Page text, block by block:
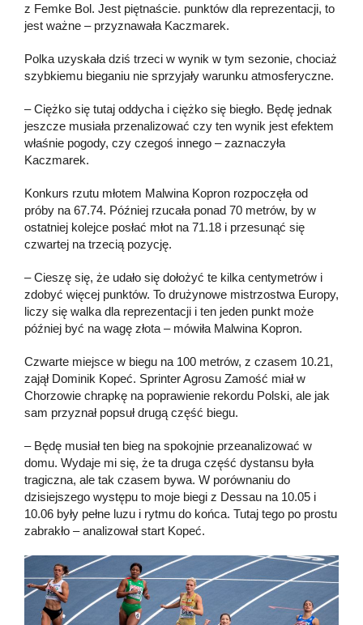
z Femke Bol. Jest piętnaście. punktów dla reprezentacji, to
jest ważne – przyznawała Kaczmarek.
Polka uzyskała dziś trzeci w wynik w tym sezonie, chociaż
szybkiemu bieganiu nie sprzyjały warunku atmosferyczne.
– Ciężko się tutaj oddycha i ciężko się biegło. Będę jednak
jeszcze musiała przenalizować czy ten wynik jest efektem
właśnie pogody, czy czegoś innego – zaznaczyła
Kaczmarek.
Konkurs rzutu młotem Malwina Kopron rozpoczęła od
próby na 67.74. Później rzucała ponad 70 metrów, by w
ostatniej kolejce posłać młot na 71.18 i przesunąć się
czwartej na trzecią pozycję.
– Cieszę się, że udało się dołożyć te kilka centymetrów i
zdobyć więcej punktów. To drużynowe mistrzostwa Europy,
liczy się walka dla reprezentacji i ten jeden punkt może
później być na wagę złota – mówiła Malwina Kopron.
Czwarte miejsce w biegu na 100 metrów, z czasem 10.21,
zajął Dominik Kopeć. Sprinter Agrosu Zamość miał w
Chorzowie chrapkę na poprawienie rekordu Polski, ale jak
sam przyznał popsuł drugą część biegu.
– Będę musiał ten bieg na spokojnie przeanalizować w
domu. Wydaje mi się, że ta druga część dystansu była
tragiczna, ale tak czasem bywa. W porównaniu do
dzisiejszego występu to moje biegi z Dessau na 10.05 i
10.06 były pełne luzu i rytmu do końca. Tutaj tego po prostu
zabrakło – analizował start Kopeć.